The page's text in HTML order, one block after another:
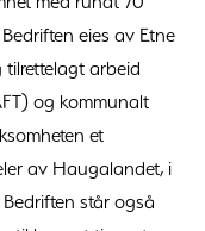
eies av Etne
arbeid
og kommunalt
et
av Haugalandet, i
står også